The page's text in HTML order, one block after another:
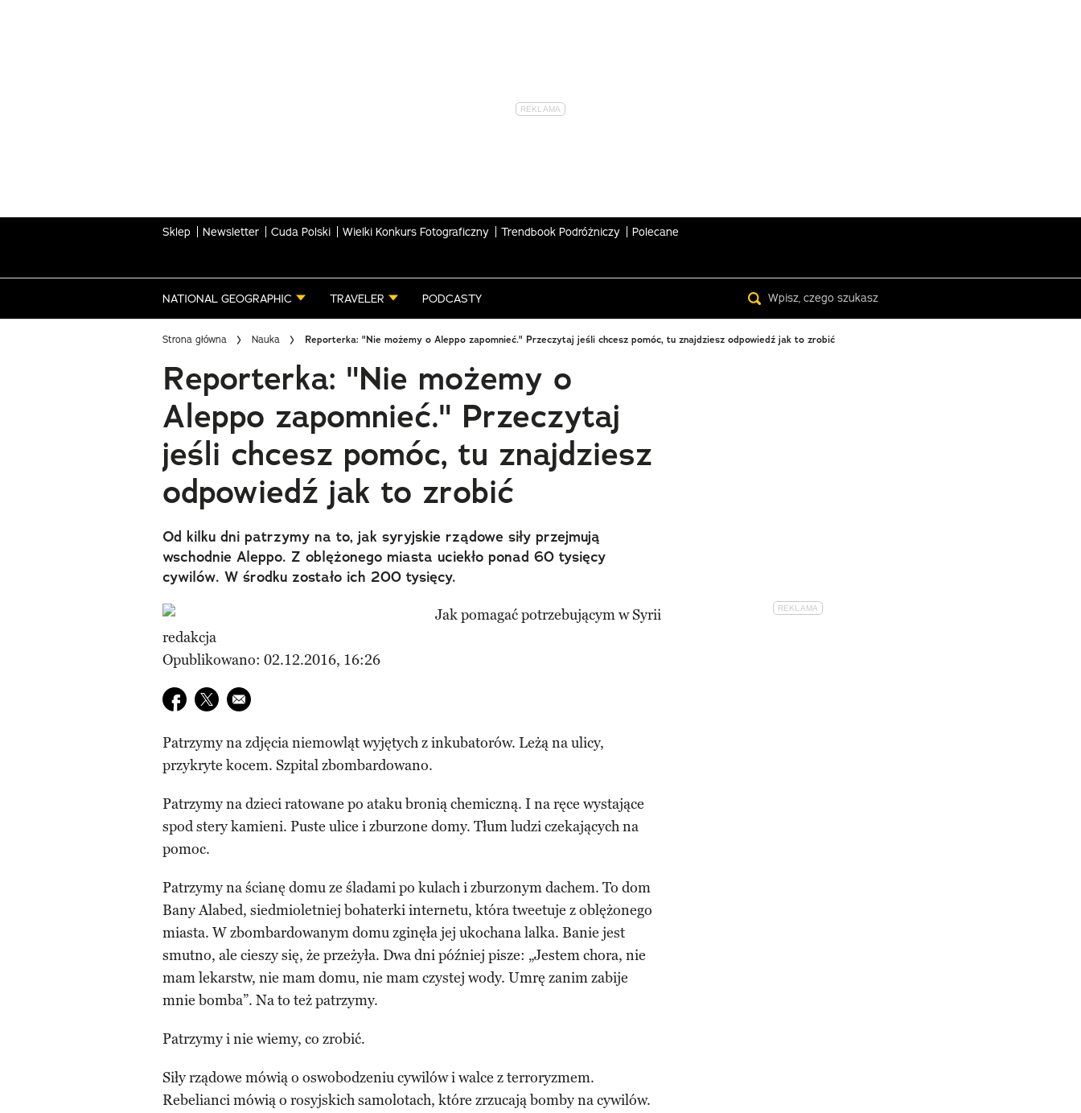
Sklep Newsletter Cuda Polski Wielki Konkurs Fotograficzny Trendbook Podróżniczy Polecane
NATIONAL GEOGRAPHIC TRAVELER PODCASTY
Strona główna Nauka Reporterka: "Nie możemy o Aleppo zapomnieć." Przeczytaj jeśli chcesz pomóc, tu znajdziesz odpowiedź jak to zrobić
Reporterka: "Nie możemy o
Aleppo zapomnieć." Przeczytaj
jeśli chcesz pomóc, tu znajdziesz
odpowiedź jak to zrobić
Od kilku dni patrzymy na to, jak syryjskie rządowe siły przejmują
wschodnie Aleppo. Z oblężonego miasta uciekło ponad 60 tysięcy
cywilów. W środku zostało ich 200 tysięcy.
redakcja
Opublikowano: 02.12.2016, 16:26
Udostępnij na facebook
Udostępnij na twitter
E-mail do przyjaciela
Patrzymy na zdjęcia niemowląt wyjętych z inkubatorów. Leżą na ulicy,
przykryte kocem. Szpital zbombardowano.
Patrzymy na dzieci ratowane po ataku bronią chemiczną. I na ręce wystające
spod stery kamieni. Puste ulice i zburzone domy. Tłum ludzi czekających na
pomoc.
Patrzymy na ścianę domu ze śladami po kulach i zburzonym dachem. To dom
Bany Alabed, siedmioletniej bohaterki internetu, która tweetuje z oblężonego
miasta. W zbombardowanym domu zginęła jej ukochana lalka. Banie jest
smutno, ale cieszy się, że przeżyła. Dwa dni później pisze: „Jestem chora, nie
mam lekarstw, nie mam domu, nie mam czystej wody. Umrę zanim zabije
mnie bomba”. Na to też patrzymy.
Patrzymy i nie wiemy, co zrobić.
Siły rządowe mówią o oswobodzeniu cywilów i walce z terroryzmem.
Rebelianci mówią o rosyjskich samolotach, które zrzucają bomby na cywilów.